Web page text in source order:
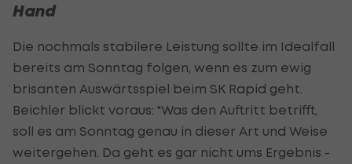
Hand
Die nochmals stabilere Leistung sollte im Idealfall
bereits am Sonntag folgen, wenn es zum ewig
brisanten Auswärtsspiel beim SK Rapid geht.
Beichler blickt voraus: "Was den Auftritt betrifft,
soll es am Sonntag genau in dieser Art und Weise
weitergehen. Da geht es gar nicht ums Ergebnis -